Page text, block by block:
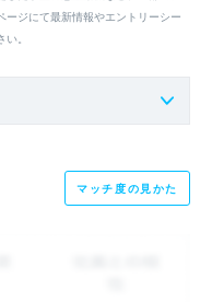
ージにて最新情報やエントリーシー
。
マッチ度の見かた